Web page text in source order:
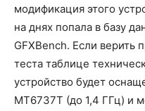
модификация этого
на днях попала в базу
GFXBench. Если верить
теста таблице
устройство будет
MT6737T (до 1,4 ГГц) и